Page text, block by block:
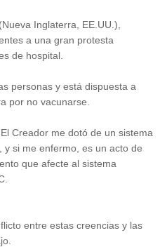
Inglaterra, EE.UU.),
a una gran protesta
de hospital.
personas y está dispuesta a
por no vacunarse.
Creador me dotó de un sistema
si me enfermo, es un acto de
que afecte al sistema
entre estas creencias y las